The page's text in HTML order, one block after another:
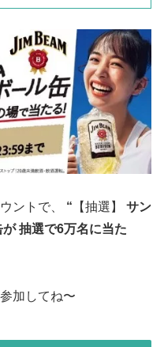
ントで、 “ 【抽選】
サン
抽選で6万名に当た
加してね〜